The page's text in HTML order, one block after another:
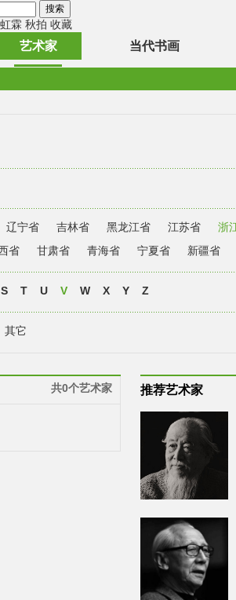
霖 秋拍 收藏
艺术家 当代书画
辽宁省 吉林省 黑龙江省 江苏省 浙
省 甘肃省 青海省 宁夏省 新疆省
S T U V W X Y Z
其它
共0个艺术家 推荐艺术家